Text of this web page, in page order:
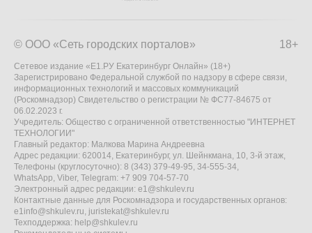
18+
© ООО «Сеть городских порталов»
Сетевое издание «Е1.РУ Екатеринбург Онлайн» (18+)
Зарегистрировано Федеральной службой по надзору в сфере связи,
информационных технологий и массовых коммуникаций
(Роскомнадзор) Свидетельство о регистрации № ФС77-84675 от
06.02.2023 г.
Учредитель: Общество с ограниченной ответственностью "ИНТЕРНЕТ
ТЕХНОЛОГИИ"
Главный редактор: Малкова Марина Андреевна
Адрес редакции: 620014, Екатеринбург, ул. Шейнкмана, 10, 3-й этаж,
Телефоны (круглосуточно): 8 (343) 379-49-95, 34-555-34,
WhatsApp, Viber, Telegram: +7 909 704-57-70
Электронный адрес редакции: e1@shkulev.ru
Контактные данные для Роскомнадзора и государственных органов:
e1info@shkulev.ru, juristekat@shkulev.ru
Техподдержка: help@shkulev.ru